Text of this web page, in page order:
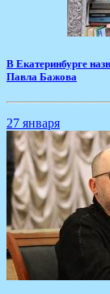
​В Екатеринбурге
Павла Бажова
27 января